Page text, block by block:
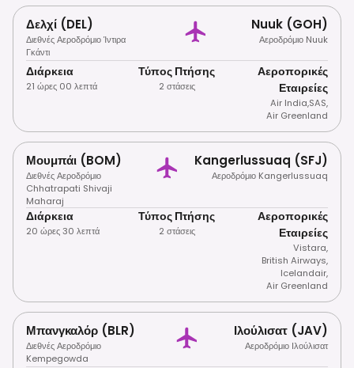
Δελχί (DEL)
Διεθνές Αεροδρόμιο Ίντιρα
Γκάντι
Nuuk (GOH)
Αεροδρόμιο Nuuk
Διάρκεια
21 ώρες 00 λεπτά
Τύπος Πτήσης
2 στάσεις
Αεροπορικές
Εταιρείες
Air India,SAS,
Air Greenland
Μουμπάι (BOM)
Διεθνές Αεροδρόμιο
Chhatrapati Shivaji
Maharaj
Kangerlussuaq (SFJ)
Αεροδρόμιο Kangerlussuaq
Διάρκεια
20 ώρες 30 λεπτά
Τύπος Πτήσης
2 στάσεις
Αεροπορικές
Εταιρείες
Vistara,
British Airways,
Icelandair,
Air Greenland
Μπανγκαλόρ (BLR)
Διεθνές Αεροδρόμιο
Kempegowda
Ιλούλισατ (JAV)
Αεροδρόμιο Ιλούλισατ